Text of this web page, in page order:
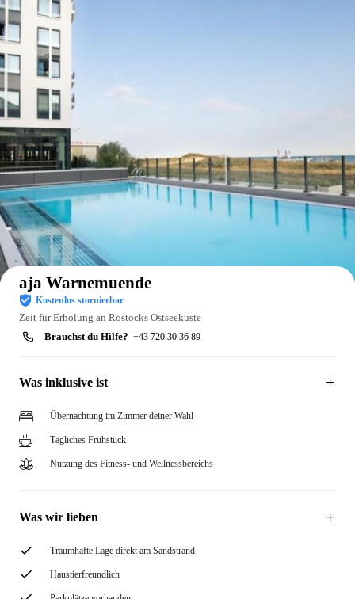
aja Warnemuende
Kostenlos stornierbar
Zeit für Erholung an Rostocks Ostseeküste
Brauchst du Hilfe? +43 720 30 36 89
Was inklusive ist
Übernachtung im Zimmer deiner Wahl
Tägliches Frühstück
Nutzung des Fitness- und Wellnessbereichs
Was wir lieben
Traumhafte Lage direkt am Sandstrand
Haustierfreundlich